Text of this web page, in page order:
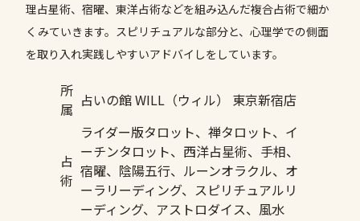
理占星術、宿曜、東洋占術などを組み込んだ複合占術で細か
くみていきます。スピリチュアルな部分と、心理学での側面
を取り入れ実践しやすいアドバイしをしています。
所
属 占いの館 WILL（ウィル） 東京新宿店
占
術
ライダー版タロット、禅タロット、イ
ーチンタロット、西洋占星術、手相、
宿曜、陰陽五行、ルーンオラクル、オ
ーラリーディング、スピリチュアルリ
ーディング、アストロダイス、風水